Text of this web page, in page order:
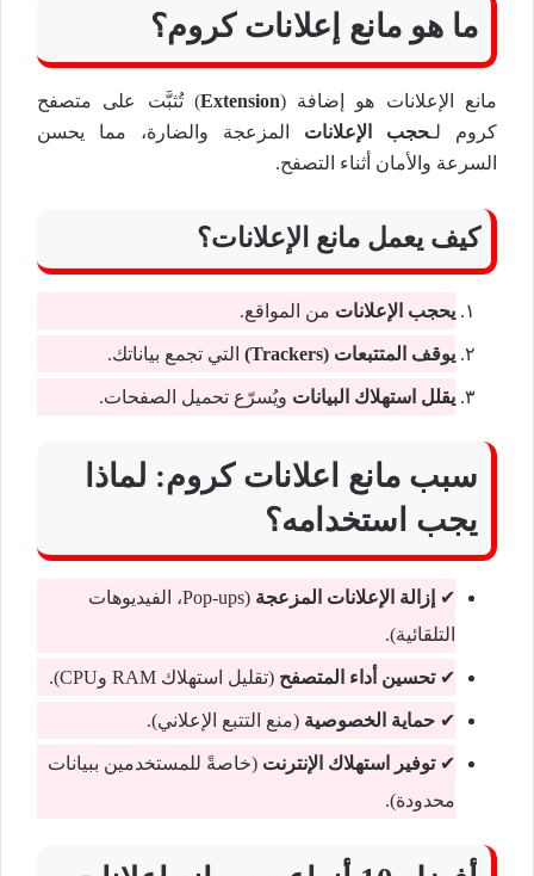
ما هو مانع إعلانات كروم؟
مانع الإعلانات هو إضافة (Extension) تُثبَّت على متصفح
كروم لـحجب الإعلانات المزعجة والضارة، مما يحسن
السرعة والأمان أثناء التصفح.
كيف يعمل مانع الإعلانات؟
يحجب الإعلانات من المواقع.
يوقف المتتبعات (Trackers) التي تجمع بياناتك.
يقلل استهلاك البيانات ويُسرّع تحميل الصفحات.
سبب مانع اعلانات كروم: لماذا
يجب استخدامه؟
✔ إزالة الإعلانات المزعجة
(Pop-ups، الفيديوهات
التلقائية).
✔تحسين أداء المتصفح (تقليل استهلاك RAM وCPU).
✔ حماية الخصوصية (منع التتبع الإعلاني).
✔توفير استهلاك الإنترنت (خاصةً للمستخدمين ببيانات
محدودة).